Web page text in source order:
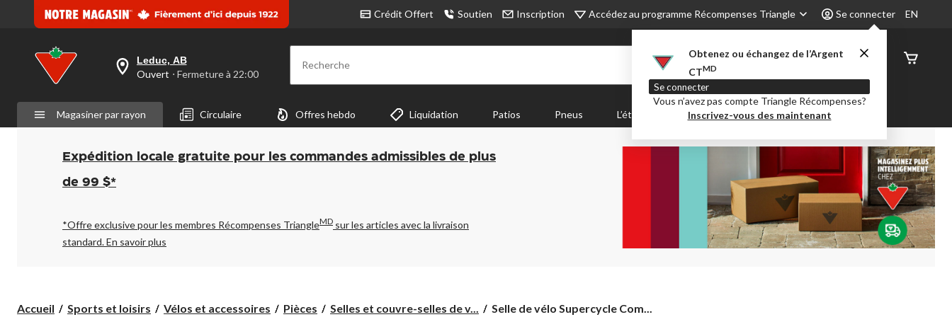
Crédit Offert Soutien Inscription Accédez au programme Récompenses Triangle Se connecter
Obtenez ou échangez de l’Argent
CTMD
Se connecter
Vous n’avez pas compte Triangle Récompenses?
Inscrivez-vous des maintenant
EN
votre
est
Leduc,
AB,
Ouvert,
Fermeture
à
pour
changer
Leduc, AB
Ouvert ⋅ Fermeture à 22:00 Recherche
État de
Magasiner par rayon Circulaire Offres hebdo Liquidation Patios Pneus L’été Party City Centre-auto
Expédition locale gratuite pour les commandes admissibles de plus
de 99 $*
*Offre exclusive pour les membres Récompenses TriangleMD sur les articles avec la livraison
standard.En savoir plus
Accueil Sports et loisirs Vélos et accessoires Pièces Selles et couvre-selles de v...
Selle
Selle de vélo Supercycle Com...